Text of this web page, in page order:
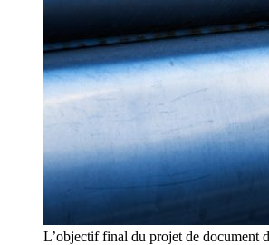
L’objectif final du projet de document